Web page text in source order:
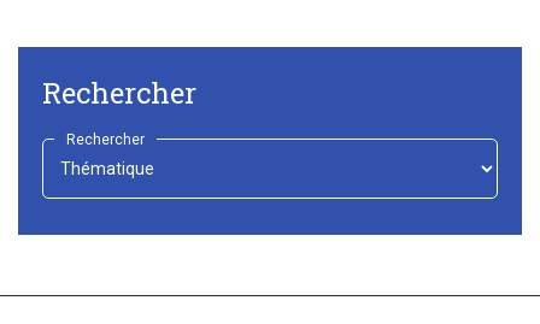
Rechercher
Rechercher
Choisir